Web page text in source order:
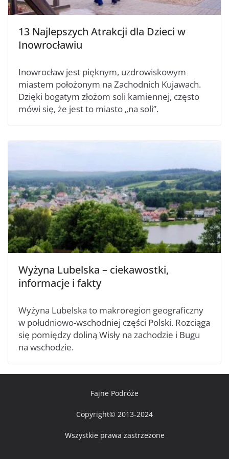
13 Najlepszych Atrakcji dla Dzieci w
Inowrocławiu
Inowrocław jest pięknym, uzdrowiskowym
miastem położonym na Zachodnich Kujawach.
Dzięki bogatym złożom soli kamiennej, często
mówi się, że jest to miasto „na soli”.
Wyżyna Lubelska – ciekawostki,
informacje i fakty
Wyżyna Lubelska to makroregion geograficzny
w południowo-wschodniej części Polski. Rozciąga
się pomiędzy doliną Wisły na zachodzie i Bugu
na wschodzie.
Fajne Podróże
Copyright© 2013-2024
Wszystkie prawa zastrzeżone